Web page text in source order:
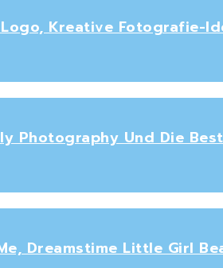
Kreative Fotografie-
Photography Und Die
Dreamstime Little Girl